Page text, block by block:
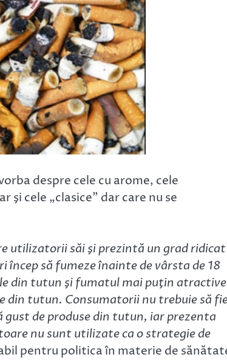
despre cele cu arome, cele
cele „clasice” dar care nu se
utilizatorii săi şi prezintă un grad ridicat
să fumeze înainte de vârsta de 18
din tutun şi fumatul mai puţin
din tutun. Consumatorii nu trebuie să
de produse din tutun, iar prezenta
nu sunt utilizate ca o strategie de
pentru politica în materie de